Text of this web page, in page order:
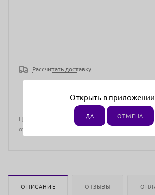
Рассчитать доставку
Цена действительна только для интернет-
отличаться от цен в розничных магазинах
ОПИСАНИЕ ОТЗЫВЫ
Открыть в
ДА ОТМЕНА